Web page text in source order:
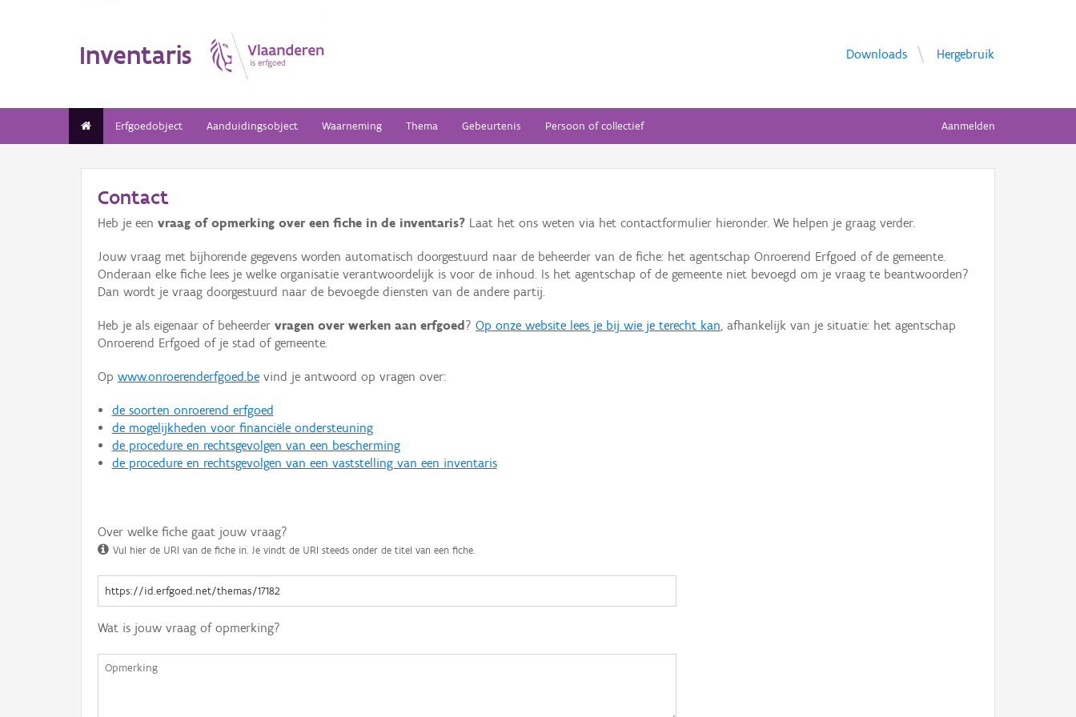
Inventaris Downloads Hergebruik
Erfgoedobject Aanduidingsobject Waarneming Thema Gebeurtenis Persoon of collectief Aanmelden
Contact
Heb je een vraag of opmerking over een fiche in de inventaris? Laat het ons weten via het contactformulier hieronder. We helpen je graag verder.
Jouw vraag met bijhorende gegevens worden automatisch doorgestuurd naar de beheerder van de fiche: het agentschap Onroerend Erfgoed of de gemeente.
Onderaan elke fiche lees je welke organisatie verantwoordelijk is voor de inhoud. Is het agentschap of de gemeente niet bevoegd om je vraag te beantwoorden?
Dan wordt je vraag doorgestuurd naar de bevoegde diensten van de andere partij.
Heb je als eigenaar of beheerder vragen over werken aan erfgoed ? Op onze website lees je bij wie je terecht kan, afhankelijk van je situatie: het agentschap
Onroerend Erfgoed of je stad of gemeente.
Op www.onroerenderfgoed.be vind je antwoord op vragen over:
de soorten onroerend erfgoed
de mogelijkheden voor financiële ondersteuning
de procedure en rechtsgevolgen van een bescherming
de procedure en rechtsgevolgen van een vaststelling van een inventaris
Over welke fiche gaat jouw vraag?
Vul hier de URI van de fiche in. Je vindt de URI steeds onder de titel van een fiche.
Wat is jouw vraag of opmerking?